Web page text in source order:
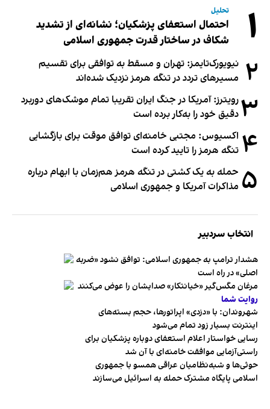
۱ تحلیل
احتمال استعفای پزشکیان؛ نشانه‌ای از تشدید
شکاف در ساختار قدرت جمهوری اسلامی
۲ نیویورک‌تایمز: تهران و مسقط به توافقی برای تقسیم
مسیرهای تردد در تنگه هرمز نزدیک شده‌اند
۳رویترز: آمریکا در جنگ ایران تقریبا تمام موشک‌های دوربرد
دقیق خود را به‌کار برده است
۴ اکسیوس: مجتبی خامنه‌ای توافق موقت برای بازگشایی
تنگه هرمز را تایید کرده است
۵ حمله به یک کشتی در تنگه هرمز هم‌زمان با ابهام درباره
مذاکرات آمریکا و جمهوری اسلامی
انتخاب سردبیر
هشدار ترامپ به جمهوری اسلامی: توافق نشود «ضربه
اصلی» در راه است
مرغان مگس‌گیر «خیانتکار» صدایشان را عوض می‌کنند
روایت شما
شهروندان:‌ با «دزدی» اپراتورها، حجم بسته‌های
اینترنت بسیار زود تمام می‌شود
رسایی خواستار اعلام استعفای دوباره پزشکیان برای
راستی‌آزمایی موافقت خامنه‌ای با آن شد
حوثی‌ها و شبه‌نظامیان عراقی همسو با جمهوری
اسلامی پایگاه مشترک حمله به اسرائیل می‌سازند